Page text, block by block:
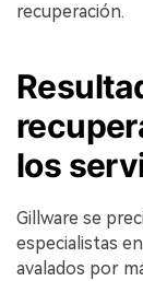
recuperación.
los
Gillware se
especialistas
avalados por